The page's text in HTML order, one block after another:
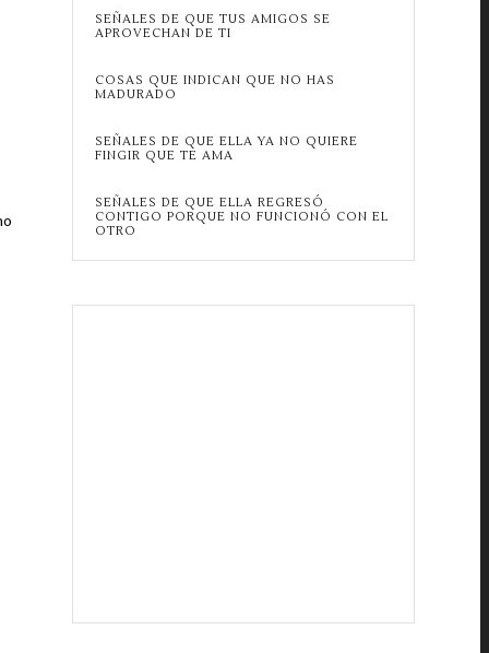
SEÑALES DE QUE TUS AMIGOS SE
APROVECHAN DE TI
COSAS QUE INDICAN QUE NO HAS
MADURADO
SEÑALES DE QUE ELLA YA NO QUIERE
FINGIR QUE TE AMA
SEÑALES DE QUE ELLA REGRESÓ
CONTIGO PORQUE NO FUNCIONÓ CON EL
OTRO